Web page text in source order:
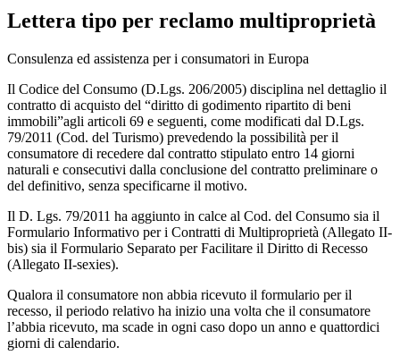
Lettera tipo per reclamo multiproprietà
Consulenza ed assistenza per i consumatori in Europa
Il Codice del Consumo (D.Lgs. 206/2005) disciplina nel dettaglio il
contratto di acquisto del “diritto di godimento ripartito di beni
immobili”agli articoli 69 e seguenti, come modificati dal D.Lgs.
79/2011 (Cod. del Turismo) prevedendo la possibilità per il
consumatore di recedere dal contratto stipulato entro 14 giorni
naturali e consecutivi dalla conclusione del contratto preliminare o
del definitivo, senza specificarne il motivo.
Il D. Lgs. 79/2011 ha aggiunto in calce al Cod. del Consumo sia il
Formulario Informativo per i Contratti di Multiproprietà (Allegato II-
bis) sia il Formulario Separato per Facilitare il Diritto di Recesso
(Allegato II-sexies).
Qualora il consumatore non abbia ricevuto il formulario per il
recesso, il periodo relativo ha inizio una volta che il consumatore
l’abbia ricevuto, ma scade in ogni caso dopo un anno e quattordici
giorni di calendario.